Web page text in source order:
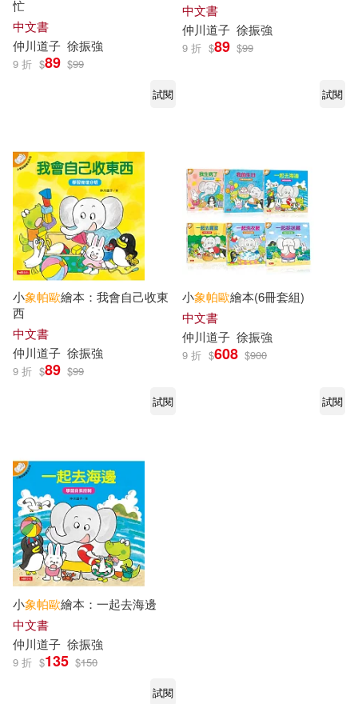
忙
中文書
仲川道子 徐振強
9 折 $89 $99
試閱
中文書
仲川道子 徐振強
9 折 $89 $99
試閱
小象帕歐繪本：我會自己收東
西
中文書
仲川道子 徐振強
9 折 $89 $99
試閱
小象帕歐繪本(6冊套組)
中文書
仲川道子 徐振強
9 折 $608 $900
試閱
小象帕歐繪本：一起去海邊
中文書
仲川道子 徐振強
9 折 $135 $150
試閱